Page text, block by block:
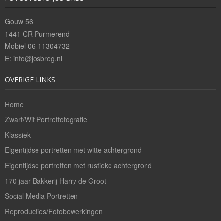
Bedrijfsreportages
Theaterfotografie
Openingstijden/Prijzen
Contact
Gouw 56
1441 CR Purmerend
Mobiel 06-11304732
E: info@josbreg.nl
OVERIGE LINKS
Home
Zwart/Wit Portretfotografie
Klassiek
Eigentijdse portretten met witte achtergrond
Eigentijdse portretten met rustieke achtergrond
170 jaar Bakkerij Harry de Groot
Social Media Portretten
Reproducties/Fotobewerkingen